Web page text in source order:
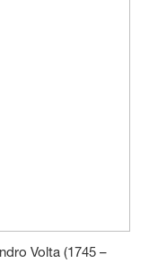
Volta (1745 –